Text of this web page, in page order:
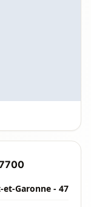
et-Garonne - 47